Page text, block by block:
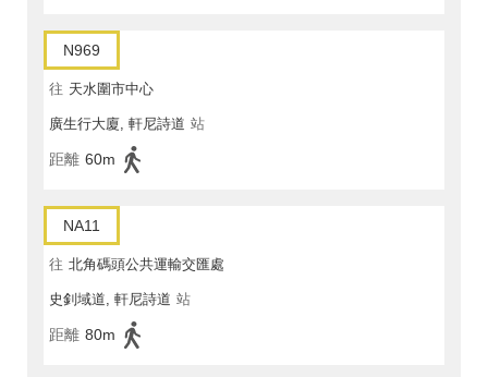
N969
往 天水圍市中心
廣生行大廈, 軒尼詩道 站
距離 60m
NA11
往 北角碼頭公共運輸交匯處
史釗域道, 軒尼詩道 站
距離 80m